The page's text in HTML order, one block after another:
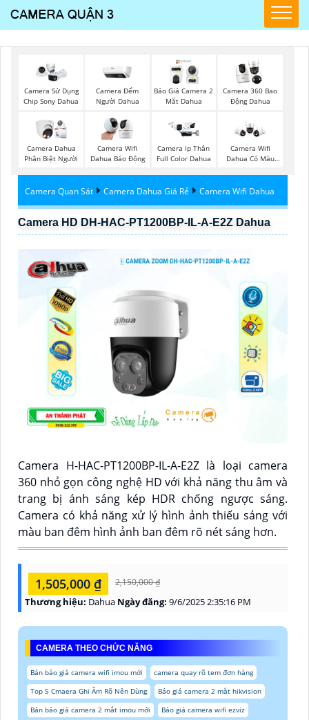
Camera Sử Dụng
Chip Sony Dahua
Camera Đếm
Người Dahua
Báo Giá Camera 2
Mắt Dahua
Camera 360 Bao
Động Dahua
Camera Dahua
Phân Biệt Người
Camera Wifi
Dahua Báo Động
Camera Ip Thân
Full Color Dahua
Camera Wifi
Dahua Có Màu
Camera Quan Sát Camera Dahua Giá Rẻ Camera Wifi Dahua
Camera HD DH-HAC-PT1200BP-IL-A-E2Z Dahua
Camera H-HAC-PT1200BP-IL-A-E2Z là loại camera
360 nhỏ gọn công nghệ HD với khả năng thu âm và
trang bị ánh sáng kép HDR chống ngược sáng.
Camera có khả năng xử lý hình ảnh thiếu sáng với
màu ban đêm hình ảnh ban đêm rõ nét sáng hơn.
1,505,000 ₫ 2,150,000 ₫
Thương hiệu: Dahua Ngày đăng: 9/6/2025 2:35:16 PM
CAMERA THEO CHỨC NĂNG
Bản báo giá camera wifi imou mới
camera quay rõ tem đơn hàng
Top 5 Cmaera Ghi Âm Rõ Nên Dùng
Báo giá camera 2 mắt hikvision
Bản báo giá camera 2 mắt imou mới
Báo giá camera wifi ezviz